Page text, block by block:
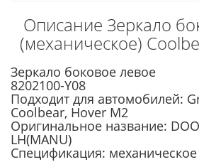
Описание Зеркало
(механическое)
Зеркало боковое левое
8202100-Y08
Подходит для автомобилей:
Coolbear, Hover M2
Оригинальное название:
LH(MANU)
Спецификация: механическое